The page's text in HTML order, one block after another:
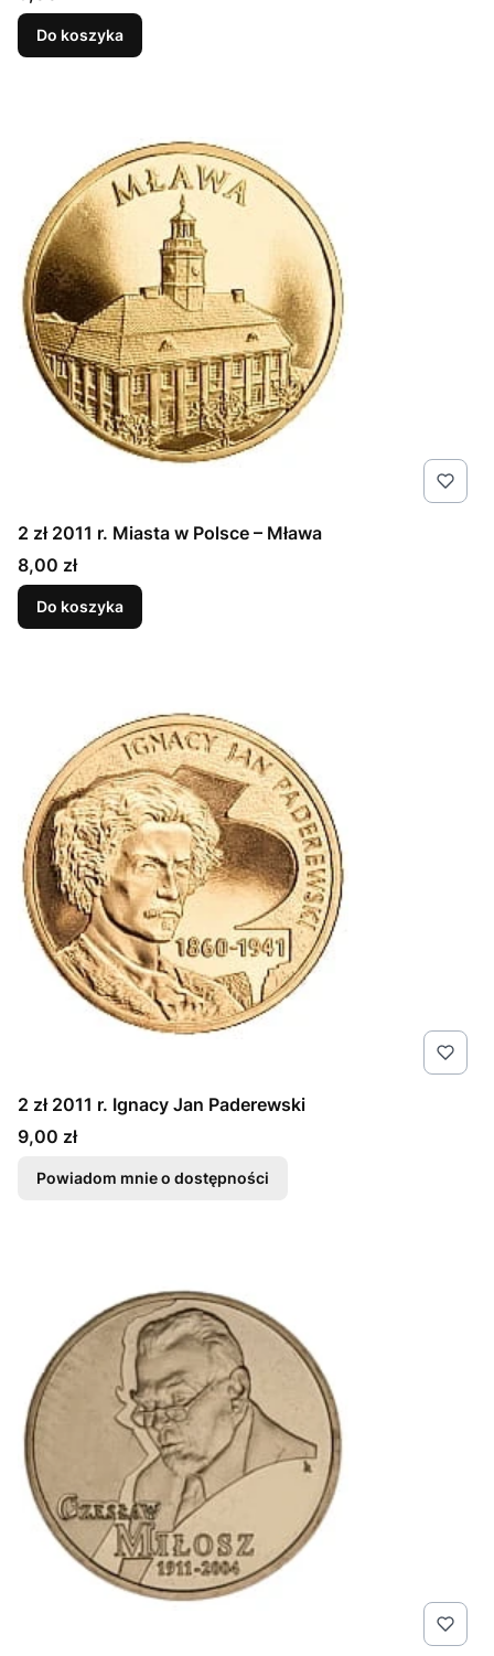
Do koszyka
2 zł 2011 r. Miasta w Polsce – Mława
Cena
8,00 zł
Do koszyka
2 zł 2011 r. Ignacy Jan Paderewski
Cena
9,00 zł
Powiadom mnie o dostępności